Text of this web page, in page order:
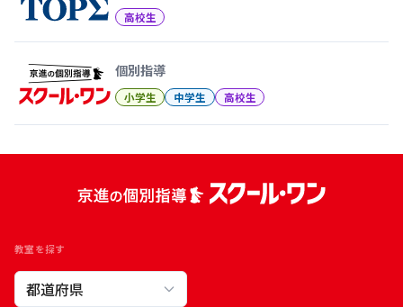
高校生
個別指導
小学生 中学生 高校生
教室を探す